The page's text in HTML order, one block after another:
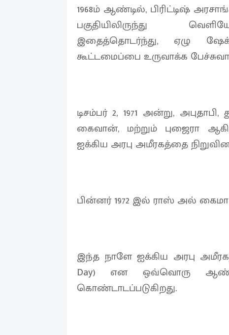
1968ம் ஆண்டில், பிரிட்டிஷ்
பகுதியிலிருந்து
இதைத்தொடர்ந்து, ஏழு
கூட்டமைப்பை உருவாக்க
டிசம்பர் 2, 1971 அன்று,
கைவான், மற்றும் புஜைரா
ஐக்கிய அரபு அமீரகத்தை
பின்னர் 1972 இல் ராஸ் அல்
இந்த நாளே ஐக்கிய அரபு
Day) என ஒவ்வொரு
கொண்டாடப்படுகிறது.